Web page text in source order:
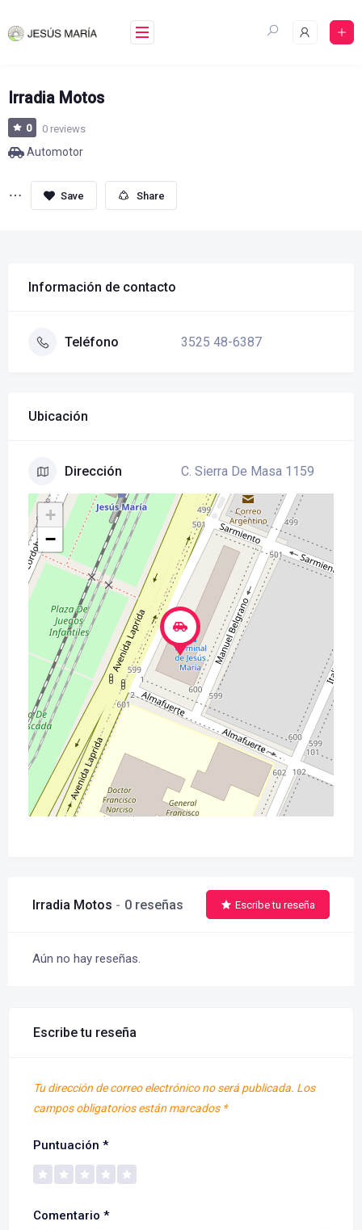
to
Irradia Motos
0 0 reviews
Automotor
Share
Información de contacto
Teléfono 3525 48-6387
Ubicación
Dirección C. Sierra De Masa 1159
+
−
Irradia Motos 0 reseñas Escribe tu reseña
Aún no hay reseñas.
Escribe tu reseña
Tu dirección de correo electrónico no será publicada. Los
campos obligatorios están marcados *
Puntuación *
Comentario *